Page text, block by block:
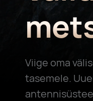
Viige oma
tasemele.